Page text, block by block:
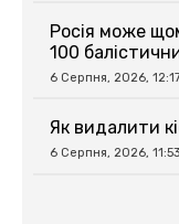
Росія може
100
6 Серпня, 2026,
Як видалити
6 Серпня, 2026, 11:53